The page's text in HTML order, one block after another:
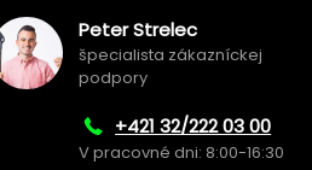
Peter Strelec
špecialista zákazníckej
podpory
+421 32/222 03 00
V pracovné dni: 8:00-16:30